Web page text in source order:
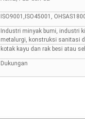
ISO9001,ISO45001,
Industri minyak bumi, industri
metalurgi, konstruksi sanitasi
kotak kayu dan rak besi atau
Dukungan